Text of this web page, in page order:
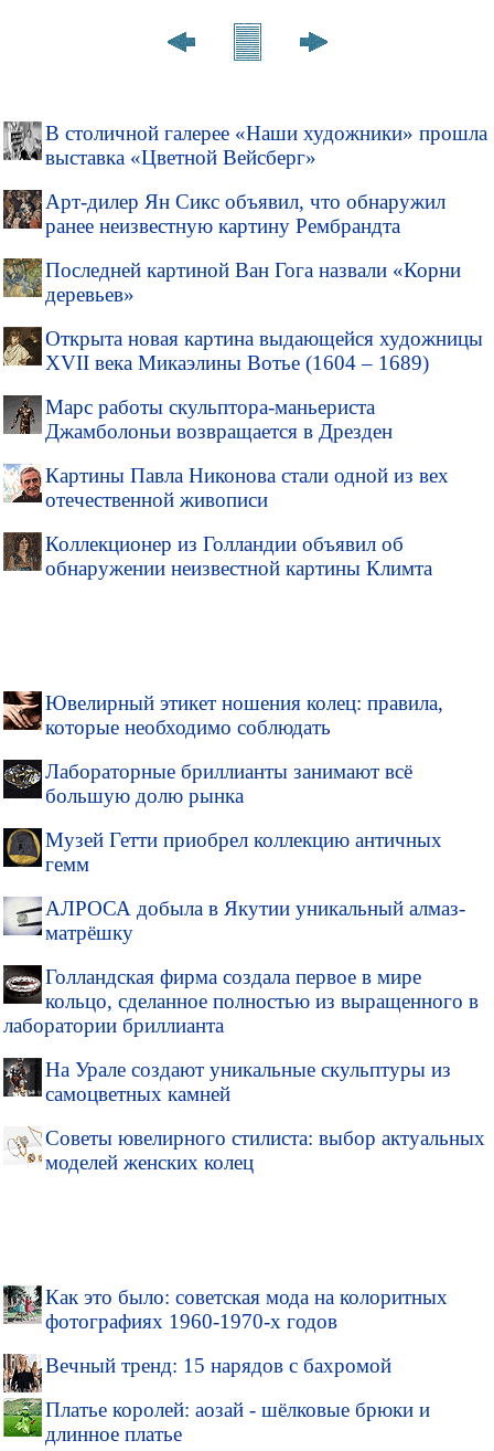
В столичной галерее «Наши художники» прошла
выставка «Цветной Вейсберг»
Арт-дилер Ян Сикс объявил, что обнаружил
ранее неизвестную картину Рембрандта
Последней картиной Ван Гога назвали «Корни
деревьев»
Открыта новая картина выдающейся художницы
XVII века Микаэлины Вотье (1604 – 1689)
Марс работы скульптора-маньериста
Джамболоньи возвращается в Дрезден
Картины Павла Никонова стали одной из вех
отечественной живописи
Коллекционер из Голландии объявил об
обнаружении неизвестной картины Климта
Ювелирный этикет ношения колец: правила,
которые необходимо соблюдать
Лабораторные бриллианты занимают всё
большую долю рынка
Музей Гетти приобрел коллекцию античных
гемм
АЛРОСА добыла в Якутии уникальный алмаз-
матрёшку
Голландская фирма создала первое в мире
кольцо, сделанное полностью из выращенного в
лаборатории бриллианта
На Урале создают уникальные скульптуры из
самоцветных камней
Советы ювелирного стилиста: выбор актуальных
моделей женских колец
Как это было: советская мода на колоритных
фотографиях 1960-1970-х годов
Вечный тренд: 15 нарядов с бахромой
Платье королей: аозай - шёлковые брюки и
длинное платье